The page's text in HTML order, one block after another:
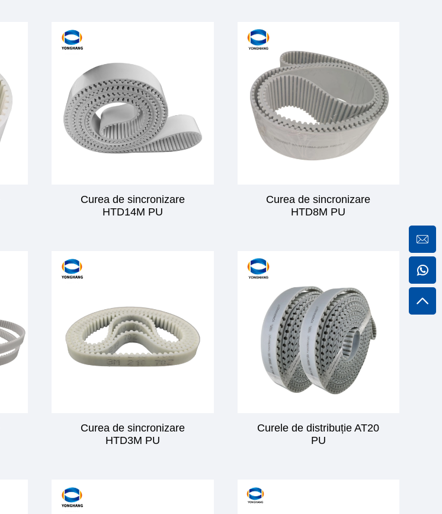
Curea de sincronizare
HTD14M PU
Curea de sincronizare
HTD8M PU
Curea de sincronizare
HTD3M PU
Curele de distribuție AT20
PU